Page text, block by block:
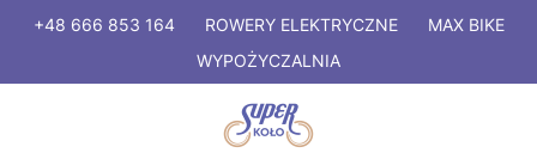
+48 666 853 164 ROWERYELEKTRYCZNE
MAX BIKE
WYPOŻYCZALNIA